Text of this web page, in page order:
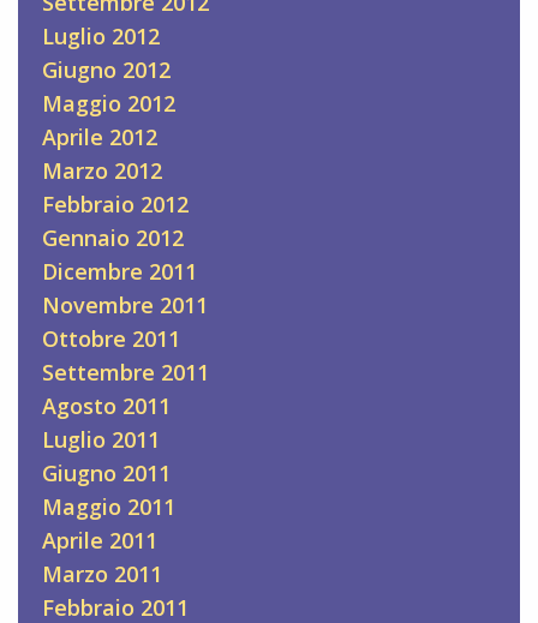
Luglio 2012
Giugno 2012
Maggio 2012
Aprile 2012
Marzo 2012
Febbraio 2012
Gennaio 2012
Dicembre 2011
Novembre 2011
Ottobre 2011
Settembre 2011
Agosto 2011
Luglio 2011
Giugno 2011
Maggio 2011
Aprile 2011
Marzo 2011
Febbraio 2011